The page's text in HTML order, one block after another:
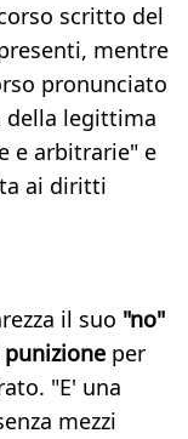
scritto del
mentre
pronunciato
della legittima
e arbitrarie" e
ai diritti
il suo "no"
per
"E' una
mezzi